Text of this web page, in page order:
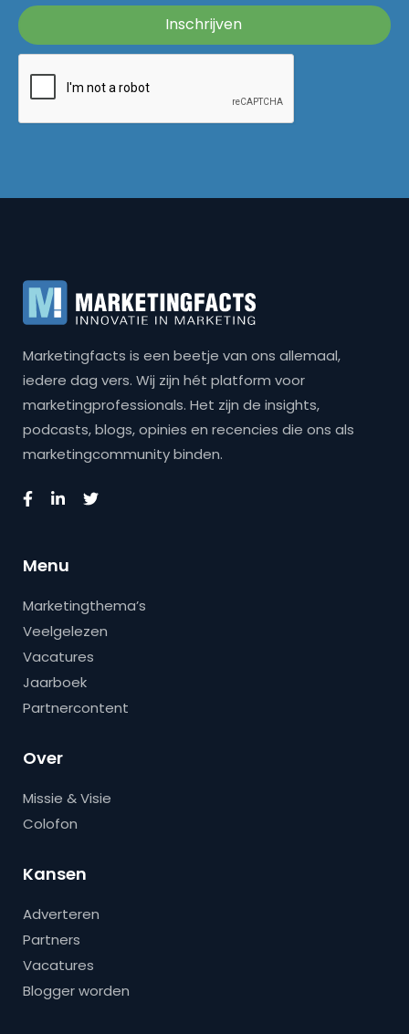
Marketingfacts is een beetje van ons allemaal,
iedere dag vers. Wij zijn hét platform voor
marketingprofessionals. Het zijn de insights,
podcasts, blogs, opinies en recencies die ons als
marketingcommunity binden.
Menu
Marketingthema’s
Veelgelezen
Vacatures
Jaarboek
Partnercontent
Over
Missie & Visie
Colofon
Kansen
Adverteren
Partners
Vacatures
Blogger worden